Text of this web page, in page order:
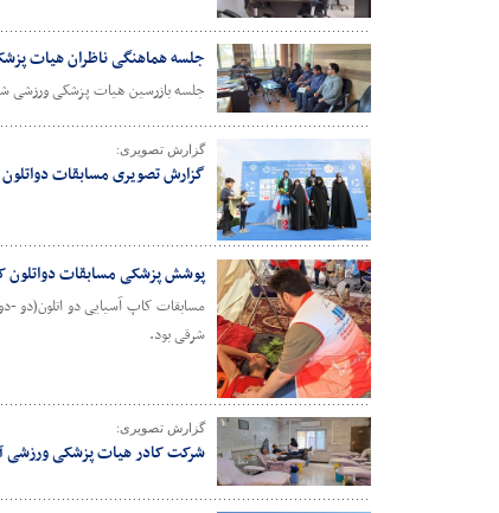
جلسه هماهنگی ناظران هیات
جلسه بازرسین هیات پزشکی ورزشی
گزارش تصویری:
گزارش تصویری مسابقات
پوشش پزشکی مسابقات دواتلون
مسابقات کاپ آسیایی دو اتلون(دو -
شرقی بود.
گزارش تصویری:
شرکت کادر هیات پزشکی ورزشی